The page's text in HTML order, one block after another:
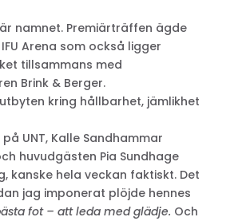
namnet. Premiärträffen ägde
Arena som också ligger
tillsammans med
Brink & Berger.
kring hållbarhet, jämlikhet
UNT, Kalle Sandhammar
huvudgästen Pia Sundhage
kanske hela veckan faktiskt. Det
jag imponerat plöjde hennes
fot – att leda med glädje. Och